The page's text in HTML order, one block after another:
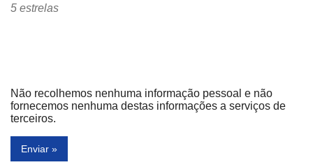
5 estrelas
Não recolhemos nenhuma informação pessoal e não
fornecemos nenhuma destas informações a serviços de
terceiros.
Enviar »